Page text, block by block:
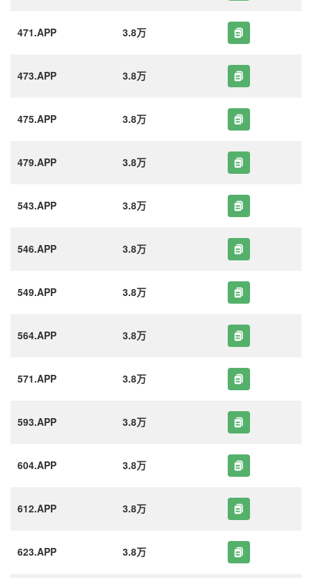
471.APP 3.8万
473.APP 3.8万
475.APP 3.8万
479.APP 3.8万
543.APP 3.8万
546.APP 3.8万
549.APP 3.8万
564.APP 3.8万
571.APP 3.8万
593.APP 3.8万
604.APP 3.8万
612.APP 3.8万
623.APP 3.8万